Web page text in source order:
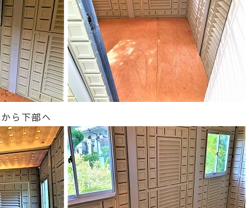
ら下部へ